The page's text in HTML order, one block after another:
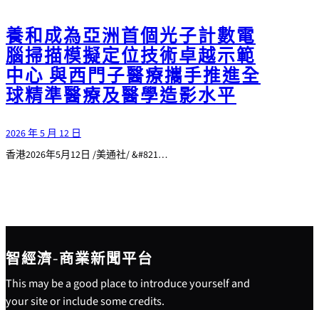
養和成為亞洲首個光子計數電
腦掃描模擬定位技術卓越示範
中心 與西門子醫療攜手推進全
球精準醫療及醫學造影水平
2026 年 5 月 12 日
香港2026年5月12日 /美通社/ &#821…
智經濟-商業新聞平台
This may be a good place to introduce yourself and
your site or include some credits.